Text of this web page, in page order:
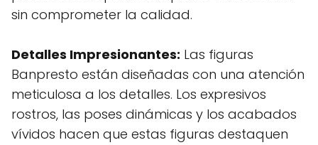
sin comprometer la calidad.
Detalles Impresionantes: Las figuras
Banpresto están diseñadas con una atención
meticulosa a los detalles. Los expresivos
rostros, las poses dinámicas y los acabados
vívidos hacen que estas figuras destaquen